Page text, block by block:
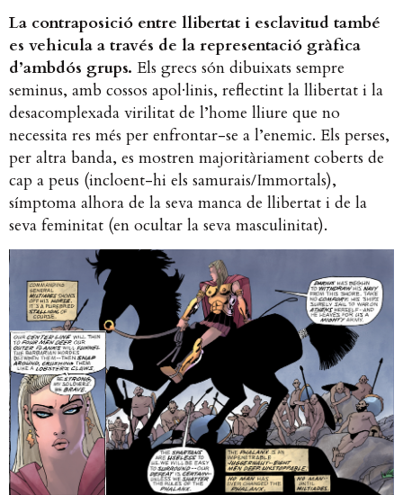
La contraposició entre llibertat i esclavitud també
es vehicula a través de la representació gràfica
d’ambdós grups. Els grecs són dibuixats sempre
seminus, amb cossos apol·linis, reflectint la llibertat i la
desacomplexada virilitat de l’home lliure que no
necessita res més per enfrontar-se a l’enemic. Els perses,
per altra banda, es mostren majoritàriament coberts de
cap a peus (incloent-hi els samurais/Immortals),
símptoma alhora de la seva manca de llibertat i de la
seva feminitat (en ocultar la seva masculinitat).